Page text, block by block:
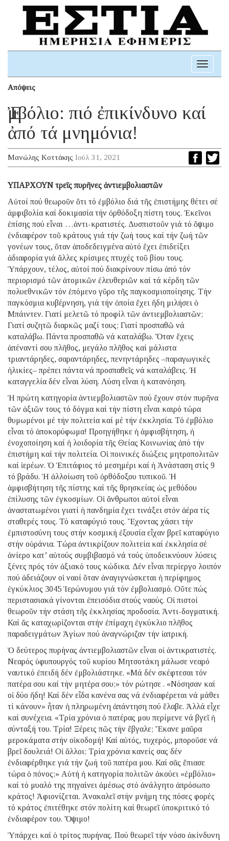
Toggle
Απόψεις
Ἐμβόλιο: πιό ἐπικίνδυνο καί
ἀπό τά μνημόνια!
Μανώλης Κοττάκης Ιούλ 31, 2021
ΥΠΑΡΧΟΥΝ τρεῖς πυρῆνες ἀντιεμβολιαστῶν
Αὐτοί πού θεωροῦν ὅτι τό ἐμβόλιο διά τῆς ἐπιστήμης θέτει σέ
ἀμφιβολία καί δοκιμασία τήν ὀρθόδοξη πίστη τους. Ἐκεῖνοι
ἐπίσης πού εἶναι …ἀντι-κρατιστές. Δυσπιστοῦν γιά τό ὄψιμο
ἐνδιαφέρον τοῦ κράτους γιά τήν ζωή τους καί τήν ζωή τῶν
γονέων τους, ὅταν ἀποδεδειγμένα αὐτό ἔχει ἐπιδείξει
ἀδιαφορία γιά ἄλλες κρίσιμες πτυχές τοῦ βίου τους.
Ὑπάρχουν, τέλος, αὐτοί πού διακρίνουν πίσω ἀπό τόν
περιορισμό τῶν ἀτομικῶν ἐλευθεριῶν καί τά κέρδη τῶν
πολυεθνικῶν τόν ἑπόμενο γῦρο τῆς παγκοσμιοποίησης. Τήν
παγκόσμια κυβέρνηση, γιά τήν ὁποία ἔχει ἤδη μιλήσει ὁ
Μπάιντεν. Γιατί μελετῶ τό προφίλ τῶν ἀντιεμβολιαστῶν;
Γιατί συζητῶ διαρκῶς μαζί τους; Γιατί προσπαθῶ νά
καταλάβω. Πάντα προσπαθῶ νά καταλάβω. Ὅταν ἔχεις
ἀπέναντί σου πλῆθος, μεγάλο πλῆθος καί μάλιστα
τριαντάρηδες, σαραντάρηδες, πενηντάρηδες –παραγωγικές
ἡλικίες– πρέπει πάντα νά προσπαθεῖς νά καταλάβεις. Ἡ
καταγγελία δέν εἶναι λύση. Λύση εἶναι ἡ κατανόηση.
Ἡ πρώτη κατηγορία ἀντιεμβολιαστῶν πού ἔχουν στόν πυρῆνα
τῶν ἀξιῶν τους τό δόγμα καί τήν πίστη εἶναι καιρό τώρα
θυμωμένοι μέ τήν πολιτεία καί μέ τήν ἐκκλησία. Τό ἐμβόλιο
εἶναι τό ἀποκορύφωμα! Προηγήθηκε ἡ ἀμφισβήτηση, ἡ
ἐνοχοποίηση καί ἡ λοιδορία τῆς Θείας Κοινωνίας ἀπό τήν
ἐπιστήμη καί τήν πολιτεία. Οἱ ποινικές διώξεις μητροπολιτῶν
καί ἱερέων. Ὁ Ἐπιτάφιος τό μεσημέρι καί ἡ Ἀνάσταση στίς 9
τό βράδυ. Ἡ ἀλλοίωση τοῦ ὀρθόδοξου τυπικοῦ. Ἡ
ἀμφισβήτηση τῆς πίστης καί τῆς θρησκείας ὡς μεθόδου
ἐπίλυσης τῶν ἐγκοσμίων. Οἱ ἄνθρωποι αὐτοί εἶναι
ἀναστατωμένοι γιατί ἡ πανδημία ἔχει τινάξει στόν ἀέρα τίς
σταθερές τους. Τό καταφύγιό τους. Ἔχοντας χάσει τήν
ἐμπιστοσύνη τους στήν κοσμική ἐξουσία εἶχαν βρεῖ καταφύγιο
στήν οὐράνια. Τώρα ἀντικρίζουν πολιτεία καί ἐκκλησία σέ
ἀνίερο κατ’ αὐτούς συμβιβασμό νά τούς ὑποδεικνύουν λύσεις
ξένες πρός τόν ἀξιακό τους κώδικα. Δέν εἶναι περίεργο λοιπόν
πού ἀδειάζουν οἱ ναοί ὅταν ἀναγιγνώσκεται ἡ περίφημος
ἐγκύκλιος 3045 Ἱερώνυμου γιά τόν ἐμβολιασμό. Οὔτε πώς
περιστασιακά γίνονται ἐπεισόδια στούς ναούς. Οἱ πιστοί
θεωροῦν τήν στάση τῆς ἐκκλησίας προδοσία. Ἀντι-δογματική.
Καί ἄς καταχωρίζονται στήν ἐπίμαχη ἐγκύκλιο πλῆθος
παραδειγμάτων Ἁγίων πού ἀναγνώριζαν τήν ἰατρική.
Ὁ δεύτερος πυρήνας ἀντιεμβολιαστῶν εἶναι οἱ ἀντικρατιστές.
Νεαρός ὑφυπουργός τοῦ κυρίου Μητσοτάκη μάλωσε νεαρό
ναυτικό ἐπειδή δέν ἐμβολιάστηκε. «Μά δέν σκέφτεσαι τόν
πατέρα σου καί τήν μητέρα σου;» τόν ρώτησε . «Νόσησαν καί
οἱ δύο ἤδη! Καί δέν εἶδα κανένα σας νά ἐνδιαφέρεται νά μάθει
τί κάνουν» ἦταν ἡ πληρωμένη ἀπάντηση πού ἔλαβε. Ἀλλά εἶχε
καί συνέχεια. «Τρία χρόνια ὁ πατέρας μου περίμενε νά βγεῖ ἡ
σύνταξή του. Τρία! Ξέρεις πῶς τήν ἔβγαλε; Ἔκανε μαῦρα
μεροκάματα στήν οἰκοδομή! Καί αὐτός, τυχερός, μποροῦσε νά
βρεῖ δουλειά! Οἱ ἄλλοι; Τρία χρόνια κανείς σας δέν
ἐνδιαφέρθηκε γιά τήν ζωή τοῦ πατέρα μου. Καί σᾶς ἔπιασε
τώρα ὁ πόνος;» Αὐτή ἡ κατηγορία πολιτῶν ἀκούει «ἐμβόλιο»
καί τό μυαλό της πηγαίνει ἀμέσως στό ἀνάλγητο ἀπρόσωπο
κράτος! Ἀφιονίζεται. Ἀνακαλεῖ στήν μνήμη της πόσες φορές
τό κράτος ἐπιτέθηκε στόν πολίτη καί θεωρεῖ ὑποκριτικό τό
ἐνδιαφέρον του. Ὄψιμο!
Ὑπάρχει καί ὁ τρίτος πυρήνας. Πού θεωρεῖ τήν νόσο ἀκίνδυνη